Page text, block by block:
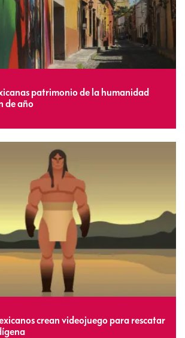
patrimonio de la humanidad
de año
crean videojuego para rescatar